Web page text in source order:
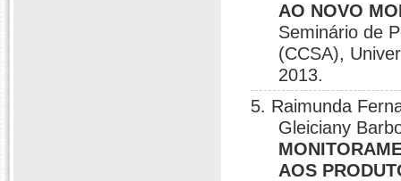
AO NOVO
Seminário de
(CCSA),
2013.
5. Raimunda
Gleiciany
AOS